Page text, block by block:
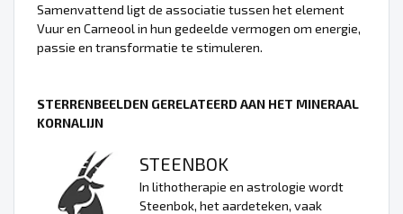
Samenvattend ligt de associatie tussen het element
Vuur en Carneool in hun gedeelde vermogen om energie,
passie en transformatie te stimuleren.
STERRENBEELDEN GERELATEERD AAN HET MINERAAL
KORNALIJN
STEENBOK
In lithotherapie en astrologie wordt
Steenbok, het aardeteken, vaak